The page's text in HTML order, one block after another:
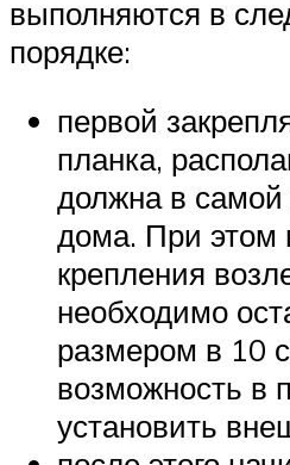
выполняются в
порядке:
первой
планка,
должна в самой
дома. При этом
крепления
необходимо
размером в 10
возможность в
установить